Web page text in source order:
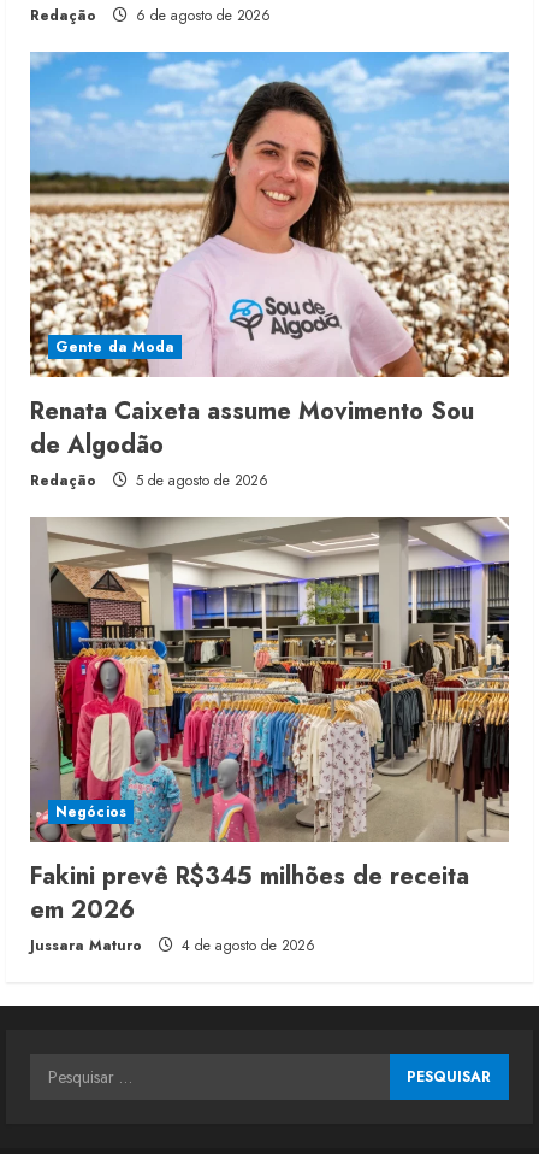
Redação 6 de agosto de 2026
Gente da Moda
Renata Caixeta assume Movimento Sou
de Algodão
Redação 5 de agosto de 2026
Negócios
Fakini prevê R$345 milhões de receita
em 2026
Jussara Maturo 4 de agosto de 2026
Pesquisar